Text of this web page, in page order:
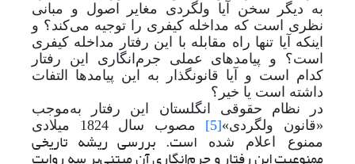
به دیگر سخن آیا ولگردی مغایر اصول و مبانی
نظری است که مداخله کیفری را توجیه می‌کند؟ و
اینکه آیا تنها راه مقابله با این رفتار مداخله کیفری
است؟ و پیامدهای عملی جرم‌انگاری این رفتار
کدام است و آیا قانونگذار به این پیامدها التفات
داشته است یا خیر؟
در نظام حقوقی انگلستان این رفتار بهموجب
«قانون ولگردی»[5]
مصوب سال 1824 میلادی
ممنوع اعلام شده
است. بررسی ریشه تاریخی